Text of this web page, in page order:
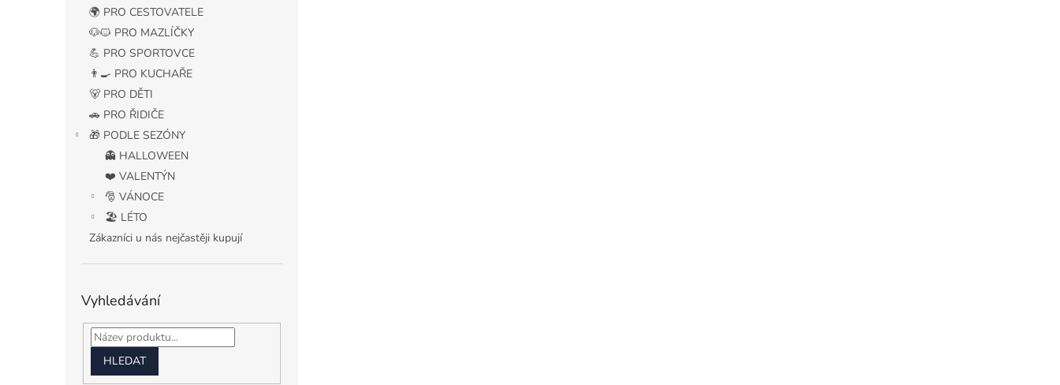
🌍 PRO CESTOVATELE
🐶🐱 PRO MAZLÍČKY
💪 PRO SPORTOVCE
👨‍🍳 PRO KUCHAŘE
🐻 PRO DĚTI
🚗 PRO ŘIDIČE
🎁 PODLE SEZÓNY
👻 HALLOWEEN
❤️ VALENTÝN
🎅 VÁNOCE
🏖️ LÉTO
Zákazníci u nás nejčastěji kupují
Vyhledávání
HLEDAT